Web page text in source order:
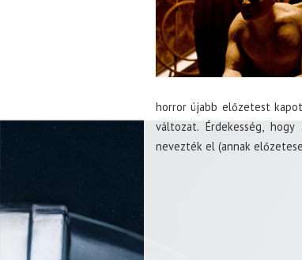
horror újabb előzetest
változat. Érdekesség,
nevezték el (annak előzetese